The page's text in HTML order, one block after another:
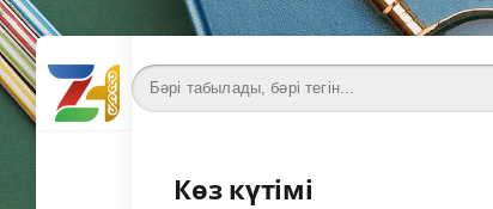
Көз күтімі